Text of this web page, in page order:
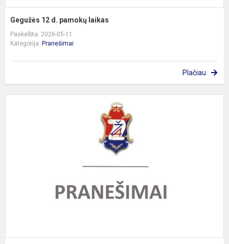
Gegužės 12 d. pamokų laikas
Paskelbta: 2026-05-11
Kategorija: Pranešimai
Plačiau